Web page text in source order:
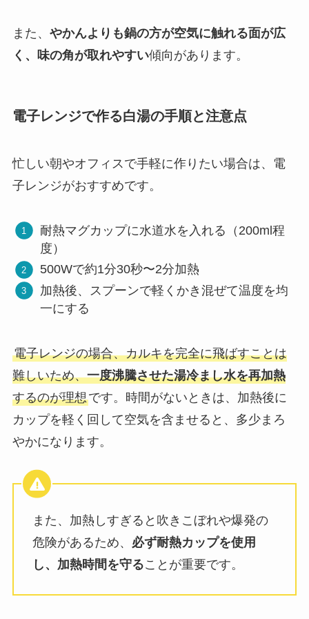
また、 やかんよりも鍋の方が空気に触れる面が広
く、味の角が取れやすい傾向があります。
電子レンジで作る白湯の手順と注意点
忙しい朝やオフィスで手軽に作りたい場合は、電
子レンジがおすすめです。
耐熱マグカップに水道水を入れる（200ml程
度）
500Wで約1分30秒〜2分加熱
加熱後、スプーンで軽くかき混ぜて温度を均
一にする
電子レンジの場合、カルキを完全に飛ばすことは
難しいため、一度沸騰させた湯冷まし水を再加熱
するのが理想です。時間がないときは、加熱後に
カップを軽く回して空気を含ませると、多少まろ
やかになります。
また、加熱しすぎると吹きこぼれや爆発の
危険があるため、 必ず耐熱カップを使用
し、加熱時間を守ることが重要です。